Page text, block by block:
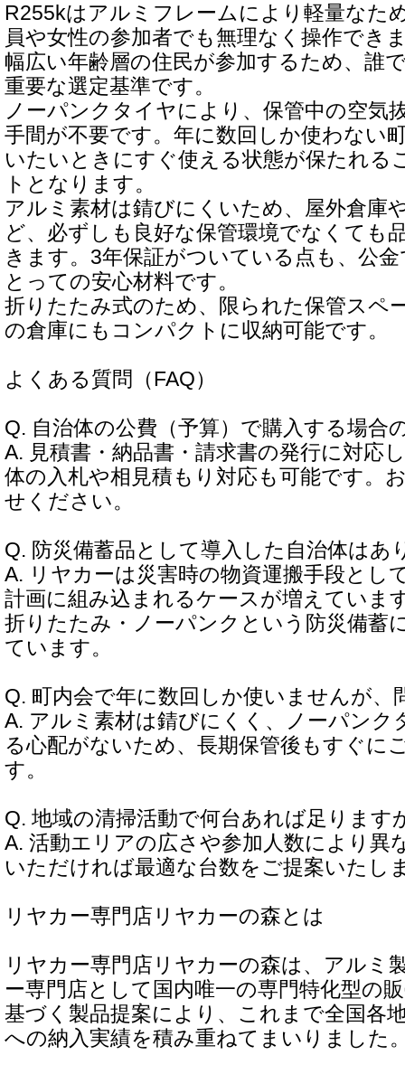
R255kはアルミフレームにより軽量なた
員や女性の参加者でも無理なく操作でき
幅広い年齢層の住民が参加するため、誰
重要な選定基準です。
ノーパンクタイヤにより、保管中の空気
手間が不要です。年に数回しか使わない
いたいときにすぐ使える状態が保たれる
トとなります。
アルミ素材は錆びにくいため、屋外倉庫
ど、必ずしも良好な保管環境でなくても
きます。3年保証がついている点も、公
とっての安心材料です。
折りたたみ式のため、限られた保管スペ
の倉庫にもコンパクトに収納可能です。
よくある質問（FAQ）
Q. 自治体の公費（予算）で購入する場合
A. 見積書・納品書・請求書の発行に対応
体の入札や相見積もり対応も可能です。
せください。
Q. 防災備蓄品として導入した自治体はあ
A. リヤカーは災害時の物資運搬手段とし
計画に組み込まれるケースが増えていま
折りたたみ・ノーパンクという防災備蓄
ています。
Q. 町内会で年に数回しか使いませんが、
A. アルミ素材は錆びにくく、ノーパンク
る心配がないため、長期保管後もすぐに
す。
Q. 地域の清掃活動で何台あれば足ります
A. 活動エリアの広さや参加人数により異
いただければ最適な台数をご提案いたし
リヤカー専門店リヤカーの森とは
リヤカー専門店リヤカーの森は、アルミ
ー専門店として国内唯一の専門特化型の
基づく製品提案により、これまで全国各
への納入実績を積み重ねてまいりました